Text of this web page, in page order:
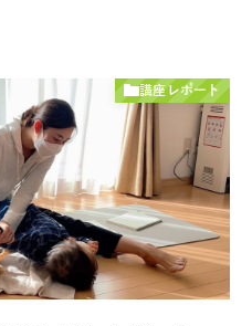
講座レポート